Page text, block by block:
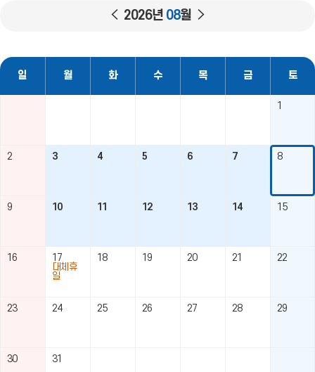
이 2026년 08월 다
일
일 월 화 수 목 금 토
1
2 3 4 5 6 7 8
9 10 11 12 13 14 15
16
17
대체휴
일
18 19 20 21 22
23 24 25 26 27 28 29
30 31